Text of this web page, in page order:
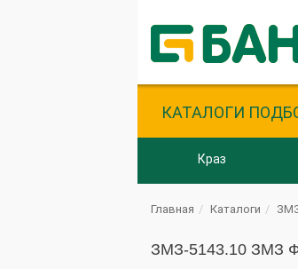
КАТАЛОГИ
Краз
Главная Каталоги
ЗМЗ-5143.10 ЗМЗ